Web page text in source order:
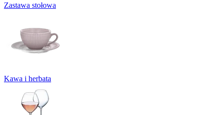
Zastawa stołowa
Kawa i herbata